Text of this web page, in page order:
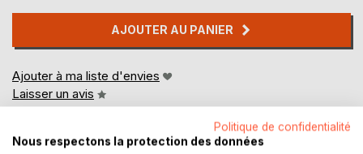
AJOUTER AU PANIER
Ajouter à ma liste d'envies
Laisser un avis
Politique de confidentialité
Nous respectons la protection des données